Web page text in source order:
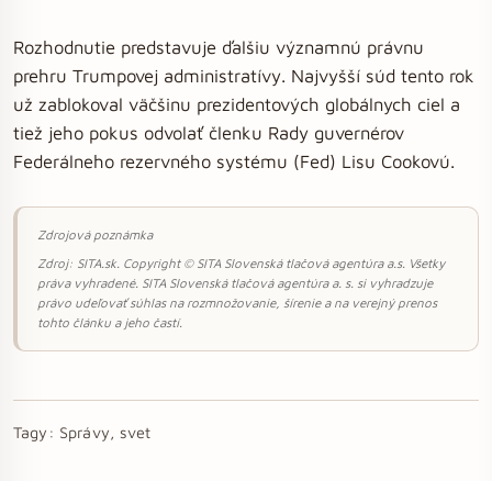
Rozhodnutie predstavuje ďalšiu významnú právnu
prehru Trumpovej administratívy. Najvyšší súd tento rok
už zablokoval väčšinu prezidentových globálnych ciel a
tiež jeho pokus odvolať členku Rady guvernérov
Federálneho rezervného systému (Fed) Lisu Cookovú.
Zdrojová poznámka
Zdroj: SITA.sk. Copyright © SITA Slovenská tlačová agentúra a.s. Všetky
práva vyhradené. SITA Slovenská tlačová agentúra a. s. si vyhradzuje
právo udeľovať súhlas na rozmnožovanie, šírenie a na verejný prenos
tohto článku a jeho častí.
Tagy: Správy, svet